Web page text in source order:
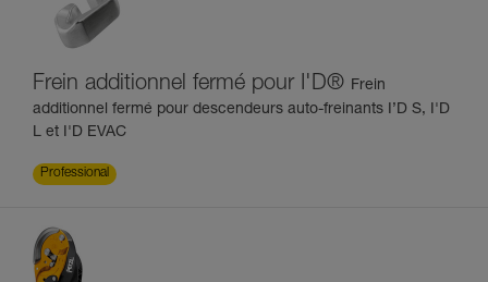
Frein additionnel fermé pour I'D® Frein
additionnel fermé pour descendeurs auto-freinants I’D S, I'D
L et I'D EVAC
Professional